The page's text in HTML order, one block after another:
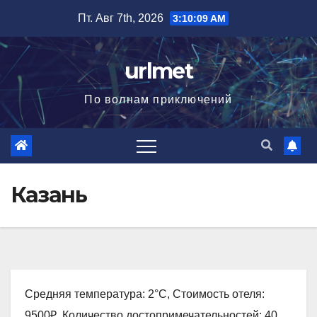
содержимому
Пт. Авг 7th, 2026 3:10:10 AM
urlmet
По волнам приключений
Казань
Средняя температура: 2°C, Стоимость отеля: